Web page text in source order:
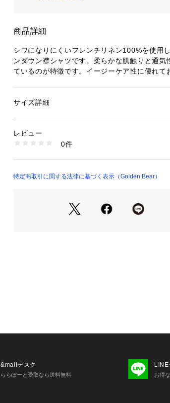
商品詳細
シワになりにくいフレンチリネン100%を使用
ンダウン襟シャツです。柔らかな肌触りと通気
ているのが特徴です。イージーケア性に優れて
性別：メンズ
商品番号：
314U4230 （ショップ）
サイズ詳細
レビュー
0件
特定商取引に関する法律に基づく表示（Golden Bear）
&mallデスク
ららぽーと受取なら送料無料
LINE
お得